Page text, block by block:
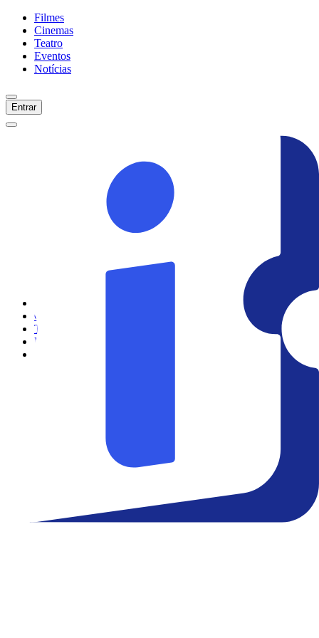
Filmes
Cinemas
Teatro
Eventos
Notícias
Entrar
Cinemas
Teatro
Eventos